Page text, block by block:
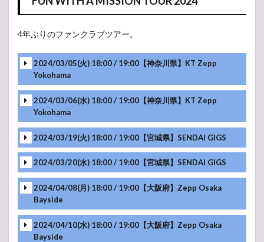
4年ぶりのファンクラブツアー。
2024/03/05(火) 18:00 / 19:00【神奈川県】KT Zepp
Yokohama
2024/03/06(水) 18:00 / 19:00【神奈川県】KT Zepp
Yokohama
2024/03/19(火) 18:00 / 19:00【宮城県】SENDAI GIGS
2024/03/20(水) 18:00 / 19:00【宮城県】SENDAI GIGS
2024/04/08(月) 18:00 / 19:00【大阪府】Zepp Osaka
Bayside
2024/04/10(水) 18:00 / 19:00【大阪府】Zepp Osaka
Bayside